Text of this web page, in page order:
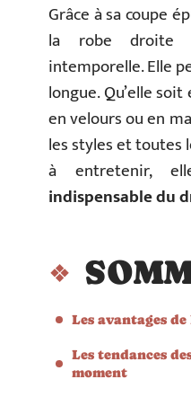
Grâce à sa coupe
la robe droite
intemporelle. Elle
longue. Qu’elle
en velours ou en
les styles et toutes
à entretenir,
indispensable du
Les avantages
Les tendances
moment